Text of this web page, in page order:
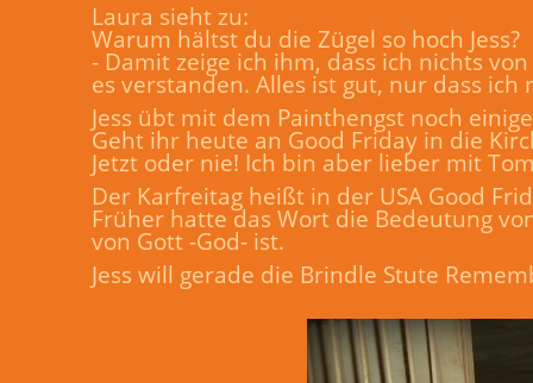
Laura sieht zu:
Warum hältst du die Zügel so hoch Jess?
- Damit zeige ich ihm, dass ich nichts
es verstanden. Alles ist gut, nur dass ich
Jess übt mit dem Painthengst noch
Geht ihr heute an Good Friday in die
Jetzt oder nie! Ich bin aber lieber mit
Der Karfreitag heißt in der USA Good
Früher hatte das Wort die Bedeutung
von Gott -God- ist.
Jess will gerade die Brindle Stute